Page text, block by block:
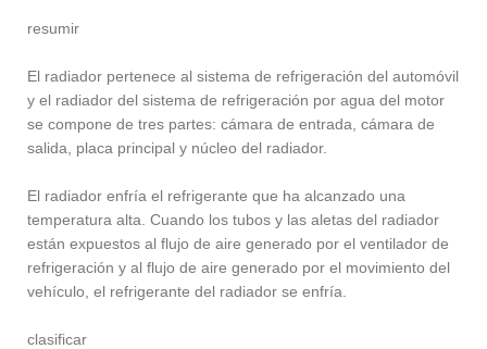
resumir
El radiador pertenece al sistema de refrigeración del automóvil
y el radiador del sistema de refrigeración por agua del motor
se compone de tres partes: cámara de entrada, cámara de
salida, placa principal y núcleo del radiador.
El radiador enfría el refrigerante que ha alcanzado una
temperatura alta. Cuando los tubos y las aletas del radiador
están expuestos al flujo de aire generado por el ventilador de
refrigeración y al flujo de aire generado por el movimiento del
vehículo, el refrigerante del radiador se enfría.
clasificar